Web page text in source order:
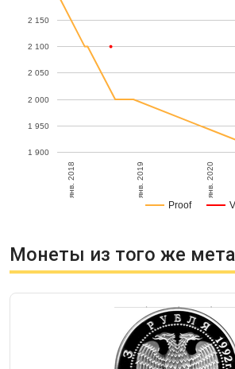
Proof
янв. 2018 янв. 2019 янв. 2020
1 900
1 950
2 000
2 050
2 100
2 150
Монеты из того же